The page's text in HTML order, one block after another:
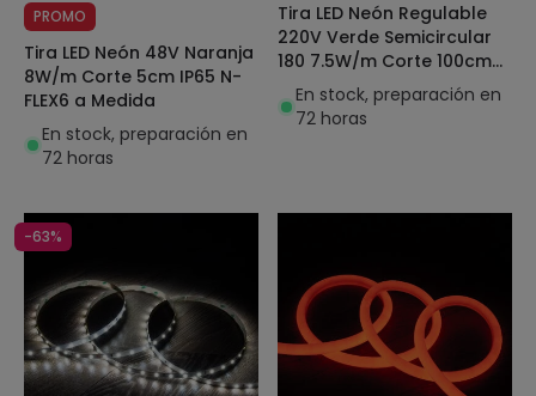
PROMO
Tira LED Neón 48V Naranja
8W/m Corte 5cm IP65 N-
FLEX6 a Medida
En stock, preparación en
72 horas
Tira LED Neón Regulable
220V Verde Semicircular
180 7.5W/m Corte 100cm
IP67 a Medida
En stock, preparación en
72 horas
-63%